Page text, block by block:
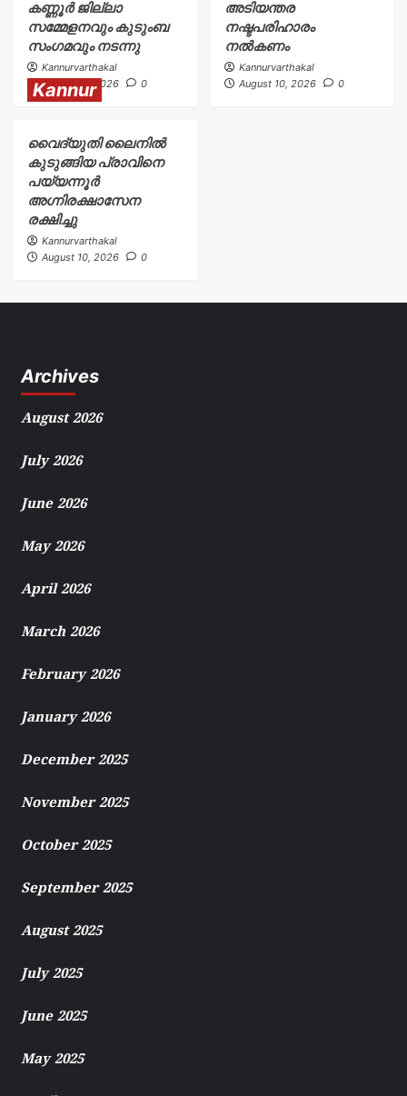
കണ്ണൂർ ജില്ലാ
സമ്മേളനവും കുടുംബ
സംഗമവും നടന്നു
Kannurvarthakal
August 10, 2026
0
അടിയന്തര
നഷ്ടപരിഹാരം
നൽകണം
Kannurvarthakal
August 10, 2026
0
Kannur
വൈദ്യുതി ലൈനിൽ
കുടുങ്ങിയ പ്രാവിനെ
പയ്യന്നൂർ
അഗ്നിരക്ഷാസേന
രക്ഷിച്ചു
Kannurvarthakal
August 10, 2026
0
Archives
August 2026
July 2026
June 2026
May 2026
April 2026
March 2026
February 2026
January 2026
December 2025
November 2025
October 2025
September 2025
August 2025
July 2025
June 2025
May 2025